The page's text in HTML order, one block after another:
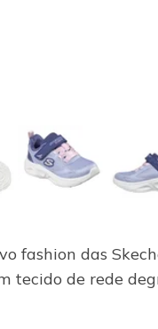
fashion das
tecido de rede